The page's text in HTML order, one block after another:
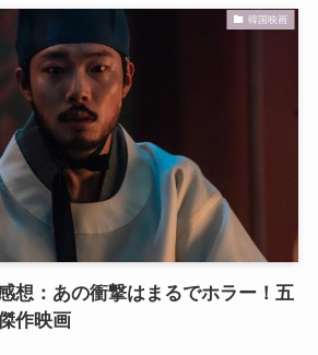
韓国映画
想：あの衝撃はまるでホラー！五
作映画